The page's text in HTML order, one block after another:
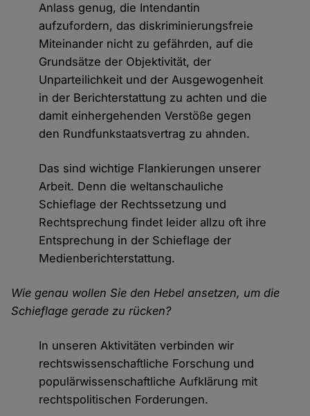
Anlass genug, die Intendantin
aufzufordern, das diskriminierungsfreie
Miteinander nicht zu gefährden, auf die
Grundsätze der Objektivität, der
Unparteilichkeit und der Ausgewogenheit
in der Berichterstattung zu achten und die
damit einhergehenden Verstöße gegen
den Rundfunkstaatsvertrag zu ahnden.
Das sind wichtige Flankierungen unserer
Arbeit. Denn die weltanschauliche
Schieflage der Rechtssetzung und
Rechtsprechung findet leider allzu oft ihre
Entsprechung in der Schieflage der
Medienberichterstattung.
Wie genau wollen Sie den Hebel ansetzen, um die
Schieflage gerade zu rücken?
In unseren Aktivitäten verbinden wir
rechtswissenschaftliche Forschung und
populärwissenschaftliche Aufklärung mit
rechtspolitischen Forderungen.